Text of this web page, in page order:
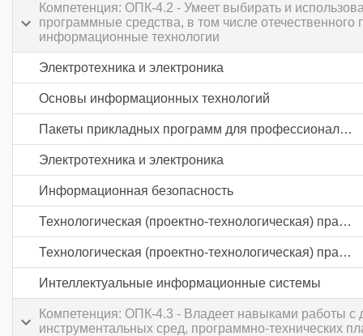
Компетенция: ОПК-4.2 - Умеет выбирать и
программные средства, в том числе
информационные технологии
Электротехника и электроника
Основы информационных технологий
Пакеты прикладных программ для профессиональной деятельности
Электротехника и электроника
Информационная безопасность
Технологическая (проектно-технологическая) практика
Технологическая (проектно-технологическая) практика
Интеллектуальные информационные системы
Компетенция: ОПК-4.3 - Владеет навыками работы
инструментальных сред, программно-технических